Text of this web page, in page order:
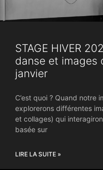
STAGE HIVER
danse et images
janvier
C’est quoi ? Quand
explorerons différentes
et collages) qui
basée sur
LIRE LA SUITE »